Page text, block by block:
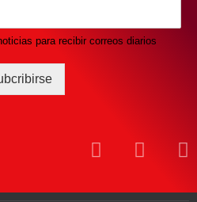
para recibir correos diarios